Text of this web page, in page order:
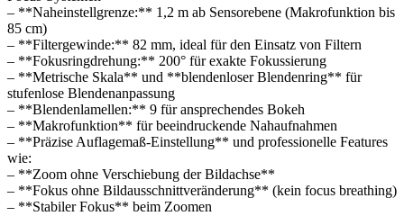
– **Naheinstellgrenze:** 1,2 m ab Sensorebene (Makrofunktion bis
85 cm)
– **Filtergewinde:** 82 mm, ideal für den Einsatz von Filtern
– **Fokusringdrehung:** 200° für exakte Fokussierung
– **Metrische Skala** und **blendenloser Blendenring** für
stufenlose Blendenanpassung
– **Blendenlamellen:** 9 für ansprechendes Bokeh
– **Makrofunktion** für beeindruckende Nahaufnahmen
– **Präzise Auflagemaß-Einstellung** und professionelle Features
wie:
– **Zoom ohne Verschiebung der Bildachse**
– **Fokus ohne Bildausschnittveränderung** (kein focus breathing)
– **Stabiler Fokus** beim Zoomen